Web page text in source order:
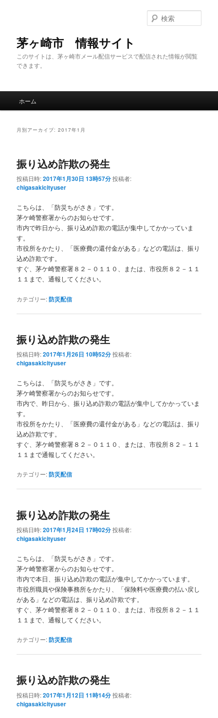
茅ヶ崎市 情報サイト
このサイトは、茅ヶ崎市メール配信サービスで配信された情報が閲覧
できます。
索
ホーム
月別アーカイブ:2017年1月
振り込め詐欺の発生
投稿日時:2017年1月30日 13時57分投稿者:
chigasakicityuser
こちらは、「防災ちがさき」です。
茅ケ崎警察署からのお知らせです。
市内で昨日から、振り込め詐欺の電話が集中してかかっていま
す。
市役所をかたり、「医療費の還付金がある」などの電話は、振り
込め詐欺です。
すぐ、茅ケ崎警察署８２－０１１０、または、市役所８２－１１
１１まで、通報してください。
カテゴリー:防災配信
振り込め詐欺の発生
投稿日時:2017年1月26日 10時52分投稿者:
chigasakicityuser
こちらは、「防災ちがさき」です。
茅ケ崎警察署からのお知らせです。
市内で、昨日から、振り込め詐欺の電話が集中してかかっていま
す。
市役所をかたり、「医療費の還付金がある」などの電話は、振り
込め詐欺です。
すぐ、茅ケ崎警察署８２－０１１０、または、市役所８２－１１
１１まで通報してください。
カテゴリー:防災配信
振り込め詐欺の発生
投稿日時:2017年1月24日 17時02分投稿者:
chigasakicityuser
こちらは、「防災ちがさき」です。
茅ケ崎警察署からのお知らせです。
市内で本日、振り込め詐欺の電話が集中してかかっています。
市役所職員や保険事務所をかたり、「保険料や医療費の払い戻し
がある」などの電話は、振り込め詐欺です。
すぐ、茅ケ崎警察署８２－０１１０、または、市役所８２－１１
１１まで、通報してください。
カテゴリー:防災配信
振り込め詐欺の発生
投稿日時:2017年1月12日 11時14分投稿者:
chigasakicityuser